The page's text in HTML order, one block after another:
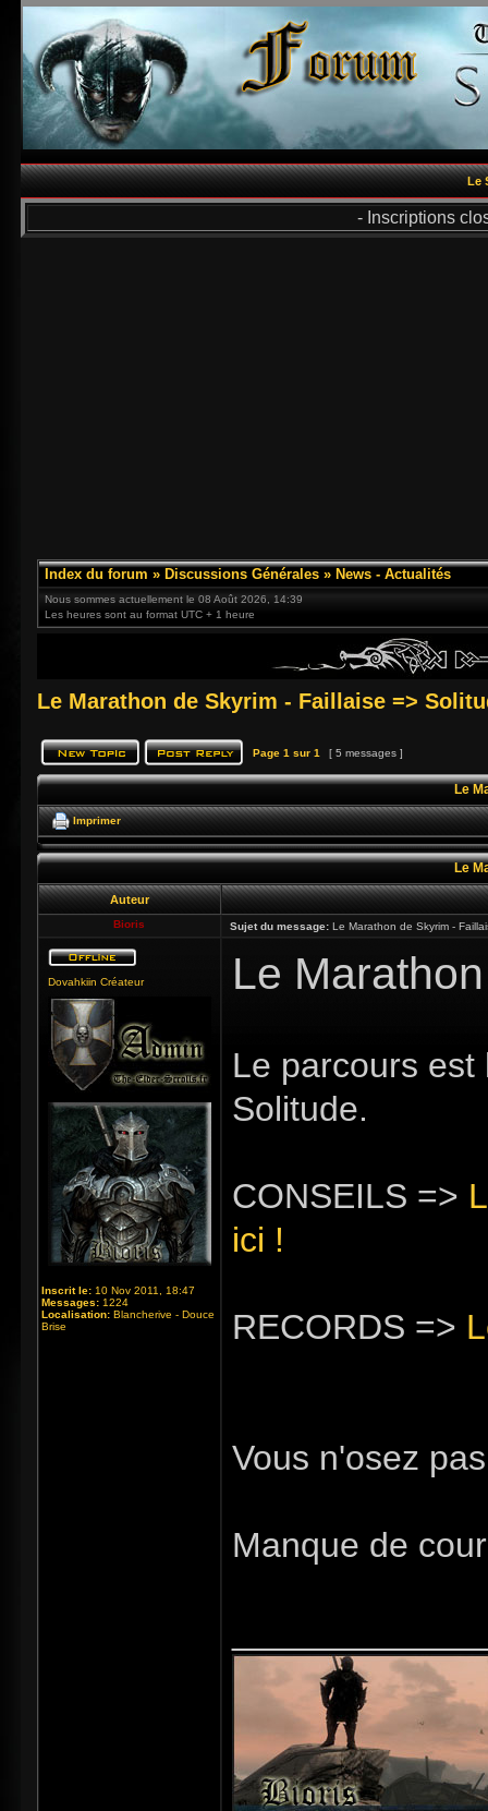
Le
- Inscriptions
Index du forum » Discussions Générales » News - Actualités
Nous sommes actuellement le 08 Août 2026, 14:39
Les heures sont au format UTC + 1 heure
Le Marathon de Skyrim - Faillaise =>
Page 1 sur 1 [ 5 messages ]
Le
Imprimer
Le
Auteur
Bioris Sujet du message: Le Marathon de Skyrim -
Dovahkiin Créateur
Inscrit le: 10 Nov 2011, 18:47
Messages: 1224
Localisation: Blancherive - Douce
Brise
Le
Le parcours
Solitude.
CONSEILS =>
ici !
RECORDS =>
Vous n'osez
Manque de